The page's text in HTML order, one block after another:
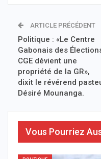
ARTICLE PRÉCÉDENT
Politique : «Le Centre
Gabonais des
CGE dévient une
propriété de la GR»,
dixit le révérend
Désiré Mounanga.
Vous Pourriez